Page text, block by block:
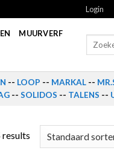
Login
MUURVERF
Zoeken
-- LOOP -- MARKAL --
-- SOLIDOS -- TALENS --
results